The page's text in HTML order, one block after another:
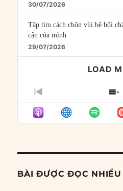
30/07/2026
Tập tìm cách chôn vùi bê bối
cận của mình
29/07/2026
LOAD
PREVIOUS
EPISODE
BÀI ĐƯỢC ĐỌC NHIỀU